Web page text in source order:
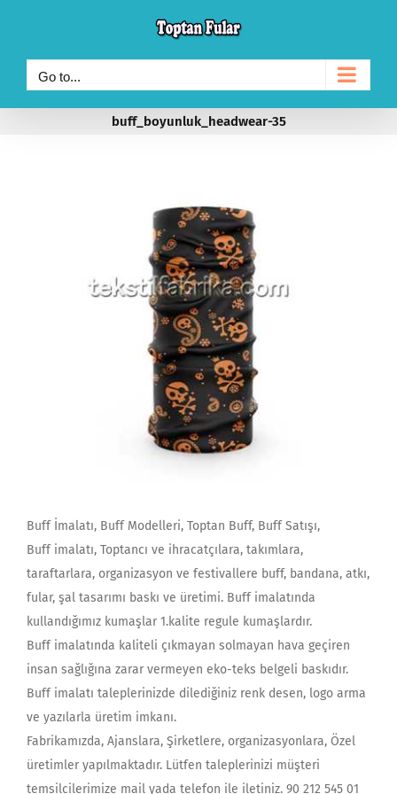
content
Go to...
buff_boyunluk_headwear-35
Buff İmalatı, Buff Modelleri, Toptan Buff, Buff Satışı,
Buff imalatı, Toptancı ve ihracatçılara, takımlara,
taraftarlara, organizasyon ve festivallere buff, bandana, atkı,
fular, şal tasarımı baskı ve üretimi. Buff imalatında
kullandığımız kumaşlar 1.kalite regule kumaşlardır.
Buff imalatında kaliteli çıkmayan solmayan hava geçiren
insan sağlığına zarar vermeyen eko-teks belgeli baskıdır.
Buff imalatı taleplerinizde dilediğiniz renk desen, logo arma
ve yazılarla üretim imkanı.
Fabrikamızda, Ajanslara, Şirketlere, organizasyonlara, Özel
üretimler yapılmaktadır. Lütfen taleplerinizi müşteri
temsilcilerimize mail yada telefon ile iletiniz. 90 212 545 01